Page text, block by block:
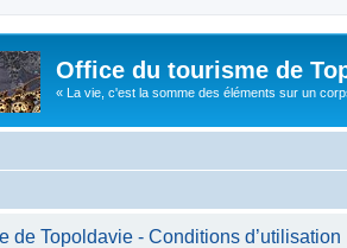
Office du tourisme de
« La vie, c'est la somme des éléments sur un
de Topoldavie - Conditions d’utilisation